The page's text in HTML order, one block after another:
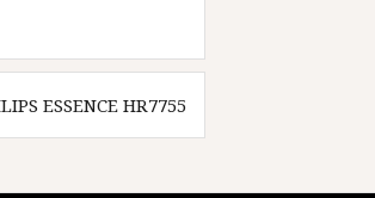
ESSENCE HR7755